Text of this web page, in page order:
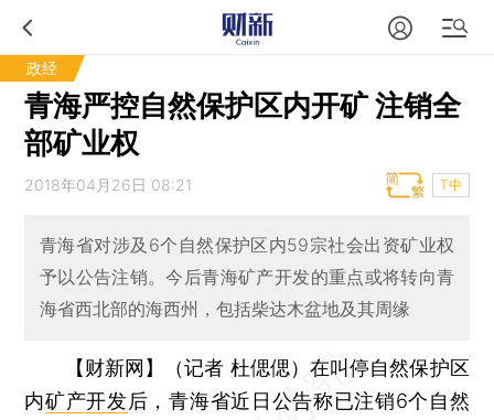
政经
青海严控自然保护区内开矿 注销全
部矿业权
2018年04月26日 08:21 T中
青海省对涉及6个自然保护区内59宗社会出资矿业权
予以公告注销。今后青海矿产开发的重点或将转向青
海省西北部的海西州，包括柴达木盆地及其周缘
【财新网】（记者 杜偲偲） 在叫停自然保护区
内矿产开发后，青海省近日公告称已注销6个自然